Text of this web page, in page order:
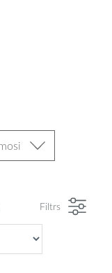
Filtrs